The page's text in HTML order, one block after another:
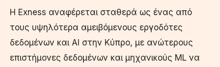
Η Exness αναφέρεται σταθερά ως ένας από
τους υψηλότερα αμειβόμενους εργοδότες
δεδομένων και AI στην Κύπρο, με ανώτερους
επιστήμονες δεδομένων και μηχανικούς ML να